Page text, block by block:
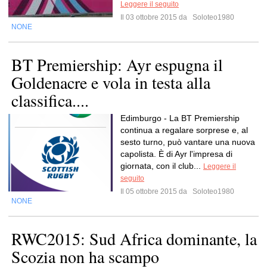
Leggere il seguito
Il 03 ottobre 2015 da
Soloteo1980
NONE
BT Premiership: Ayr espugna il
Goldenacre e vola in testa alla
classifica....
Edimburgo - La BT Premiership
continua a regalare sorprese e, al
sesto turno, può vantare una nuova
capolista. È di Ayr l'impresa di
giornata, con il club...
Leggere il
seguito
Il 05 ottobre 2015 da
Soloteo1980
NONE
RWC2015: Sud Africa dominante, la
Scozia non ha scampo